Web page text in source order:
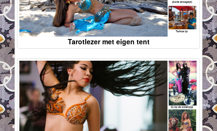
Tarotlezer met eigen tent